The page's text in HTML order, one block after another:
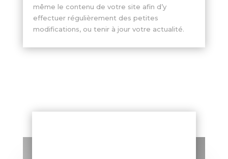
même le contenu de votre site afin d’y
effectuer régulièrement des petites
modifications, ou tenir à jour votre actualité.